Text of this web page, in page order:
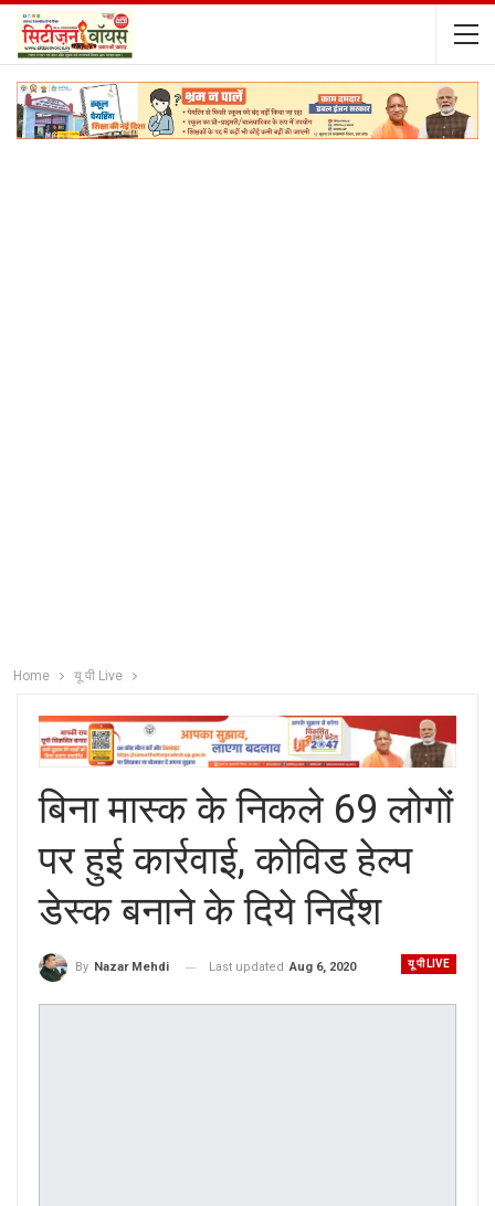
Home यू पी Live
बिना मास्क के निकले 69 लोगों
पर हुई कार्रवाई, कोविड हेल्प
डेस्क बनाने के दिये निर्देश
यू पी LIVE
By Nazar Mehdi Last updated Aug 6, 2020